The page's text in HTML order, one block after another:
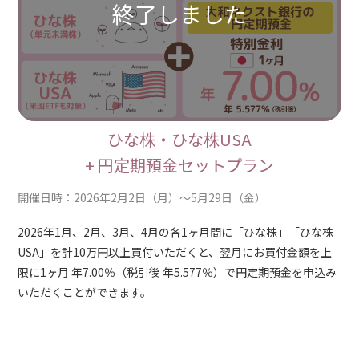
ひな株・ひな株USA
+ 円定期預金セットプラン
開催日時：2026年2月2日（月）～5月29日（金）
2026年1月、2月、3月、4月の各1ヶ月間に「ひな株」「ひな株
USA」を計10万円以上買付いただくと、翌月にお買付金額を上
限に1ヶ月 年7.00％（税引後 年5.577％）で円定期預金を申込み
いただくことができます。